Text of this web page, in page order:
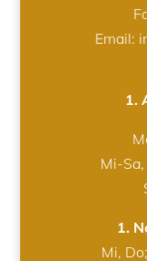
Email:
1.
Mi-
1.
Mi,